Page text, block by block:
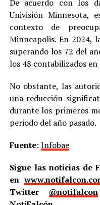
De acuerdo con los
Univisión Minnesota,
contexto de
Minneapolis. En 2024,
superando los 72 del
los 48 contabilizados en
No obstante, las
una reducción
durante los primeros
periodo del año pasado.
Fuente: Infobae
Sigue las noticias de
en
Twitter @notifalcon